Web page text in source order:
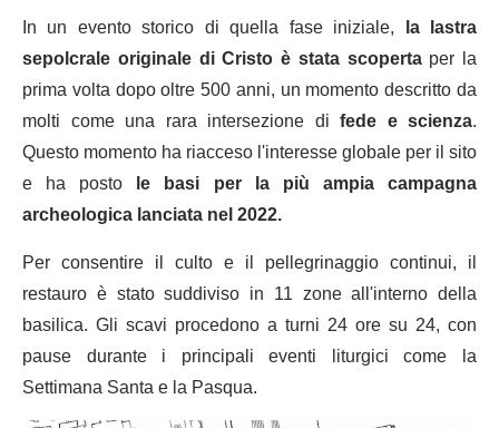
In un evento storico di quella fase iniziale, la lastra
sepolcrale originale di Cristo è stata scopertaper la
prima volta dopo oltre 500 anni, un momento descritto da
molti come una rara intersezione di fede e scienza.
Questo momento ha riacceso l'interesse globale per il sito
e ha posto le basi per la più ampia campagna
archeologica lanciata nel 2022.
Per consentire il culto e il pellegrinaggio continui, il
restauro è stato suddiviso in 11 zone all'interno della
basilica. Gli scavi procedono a turni 24 ore su 24, con
pause durante i principali eventi liturgici come la
Settimana Santa e la Pasqua.